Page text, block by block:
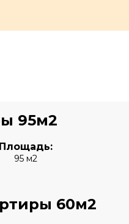
95м2
Площадь:
95 м2
60м2